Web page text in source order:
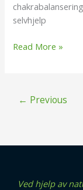
selvhjelp
Read More »
← Previous
Ved hjelp av